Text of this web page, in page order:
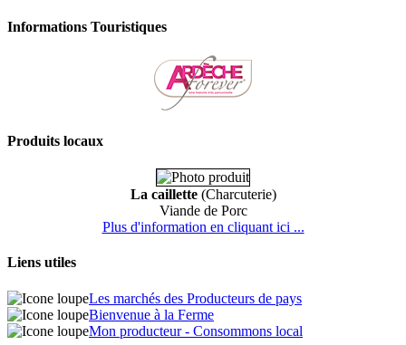
Informations Touristiques
Produits locaux
La caillette(Charcuterie)
Viande de Porc
Plus d'information en cliquant ici ...
Liens utiles
Les marchés des Producteurs de pays
Bienvenue à la Ferme
Mon producteur - Consommons local